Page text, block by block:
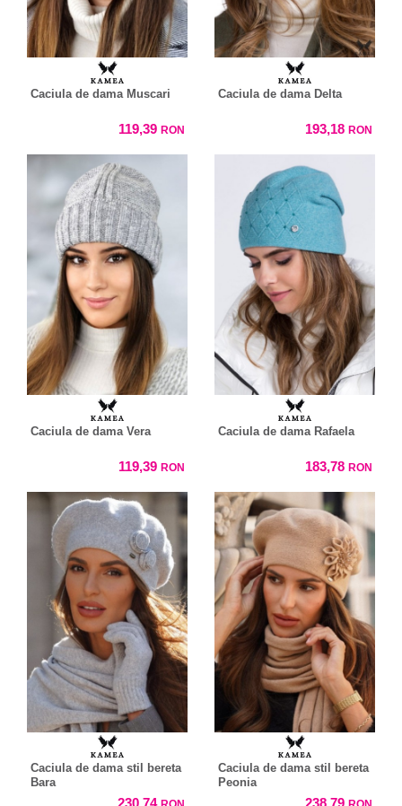
Caciula de dama Muscari
119,39 RON
Caciula de dama Delta
193,18 RON
Caciula de dama Vera
119,39 RON
Caciula de dama Rafaela
183,78 RON
Caciula de dama stil bereta
Bara
Caciula de dama stil bereta
Peonia